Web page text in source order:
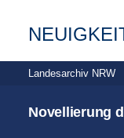
Landesarchiv NRW
Novellierung